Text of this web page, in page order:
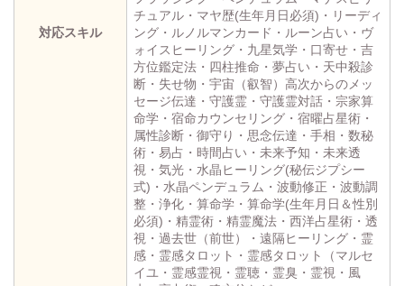
対応スキル
チュアル・マヤ歴(生年月日必須)・リーディ
ング・ルノルマンカード・ルーン占い・ヴ
ォイスヒーリング・九星気学・口寄せ・吉
方位鑑定法・四柱推命・夢占い・天中殺診
断・失せ物・宇宙（叡智）高次からのメッ
セージ伝達・守護霊・守護霊対話・宗家算
命学・宿命カウンセリング・宿曜占星術・
属性診断・御守り・思念伝達・手相・数秘
術・易占・時間占い・未来予知・未来透
視・気光・水晶ヒーリング(秘伝ジプシー
式)・水晶ペンデュラム・波動修正・波動調
整・浄化・算命学・算命学(生年月日＆性別
必須)・精霊術・精霊魔法・西洋占星術・透
視・過去世（前世）・遠隔ヒーリング・霊
感・霊感タロット・霊感タロット（マルセ
イユ・霊感霊視・霊聴・霊臭・霊視・風